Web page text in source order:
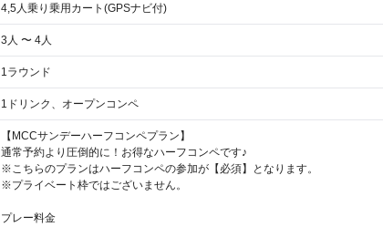
4,5人乗り乗用カート(GPSナビ付)
3人 〜 4人
1ラウンド
1ドリンク、オープンコンペ
【MCCサンデーハーフコンペプラン】
通常予約より圧倒的に！お得なハーフコンペです♪
※こちらのプランはハーフコンペの参加が【必須】となります。
※プライベート枠ではございません。
プレー料金